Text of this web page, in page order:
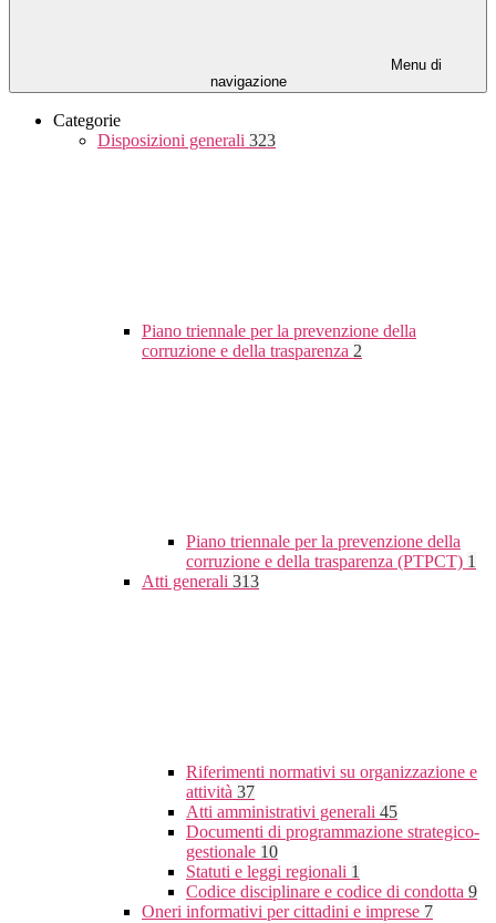
Menu di
navigazione
Categorie
Disposizioni generali 323
Piano triennale per la prevenzione della
corruzione e della trasparenza 2
Piano triennale per la prevenzione della
corruzione e della trasparenza (PTPCT) 1
Atti generali 313
Riferimenti normativi su organizzazione e
attività 37
Atti amministrativi generali 45
Documenti di programmazione strategico-
gestionale 10
Statuti e leggi regionali 1
Codice disciplinare e codice di condotta 9
Oneri informativi per cittadini e imprese 7